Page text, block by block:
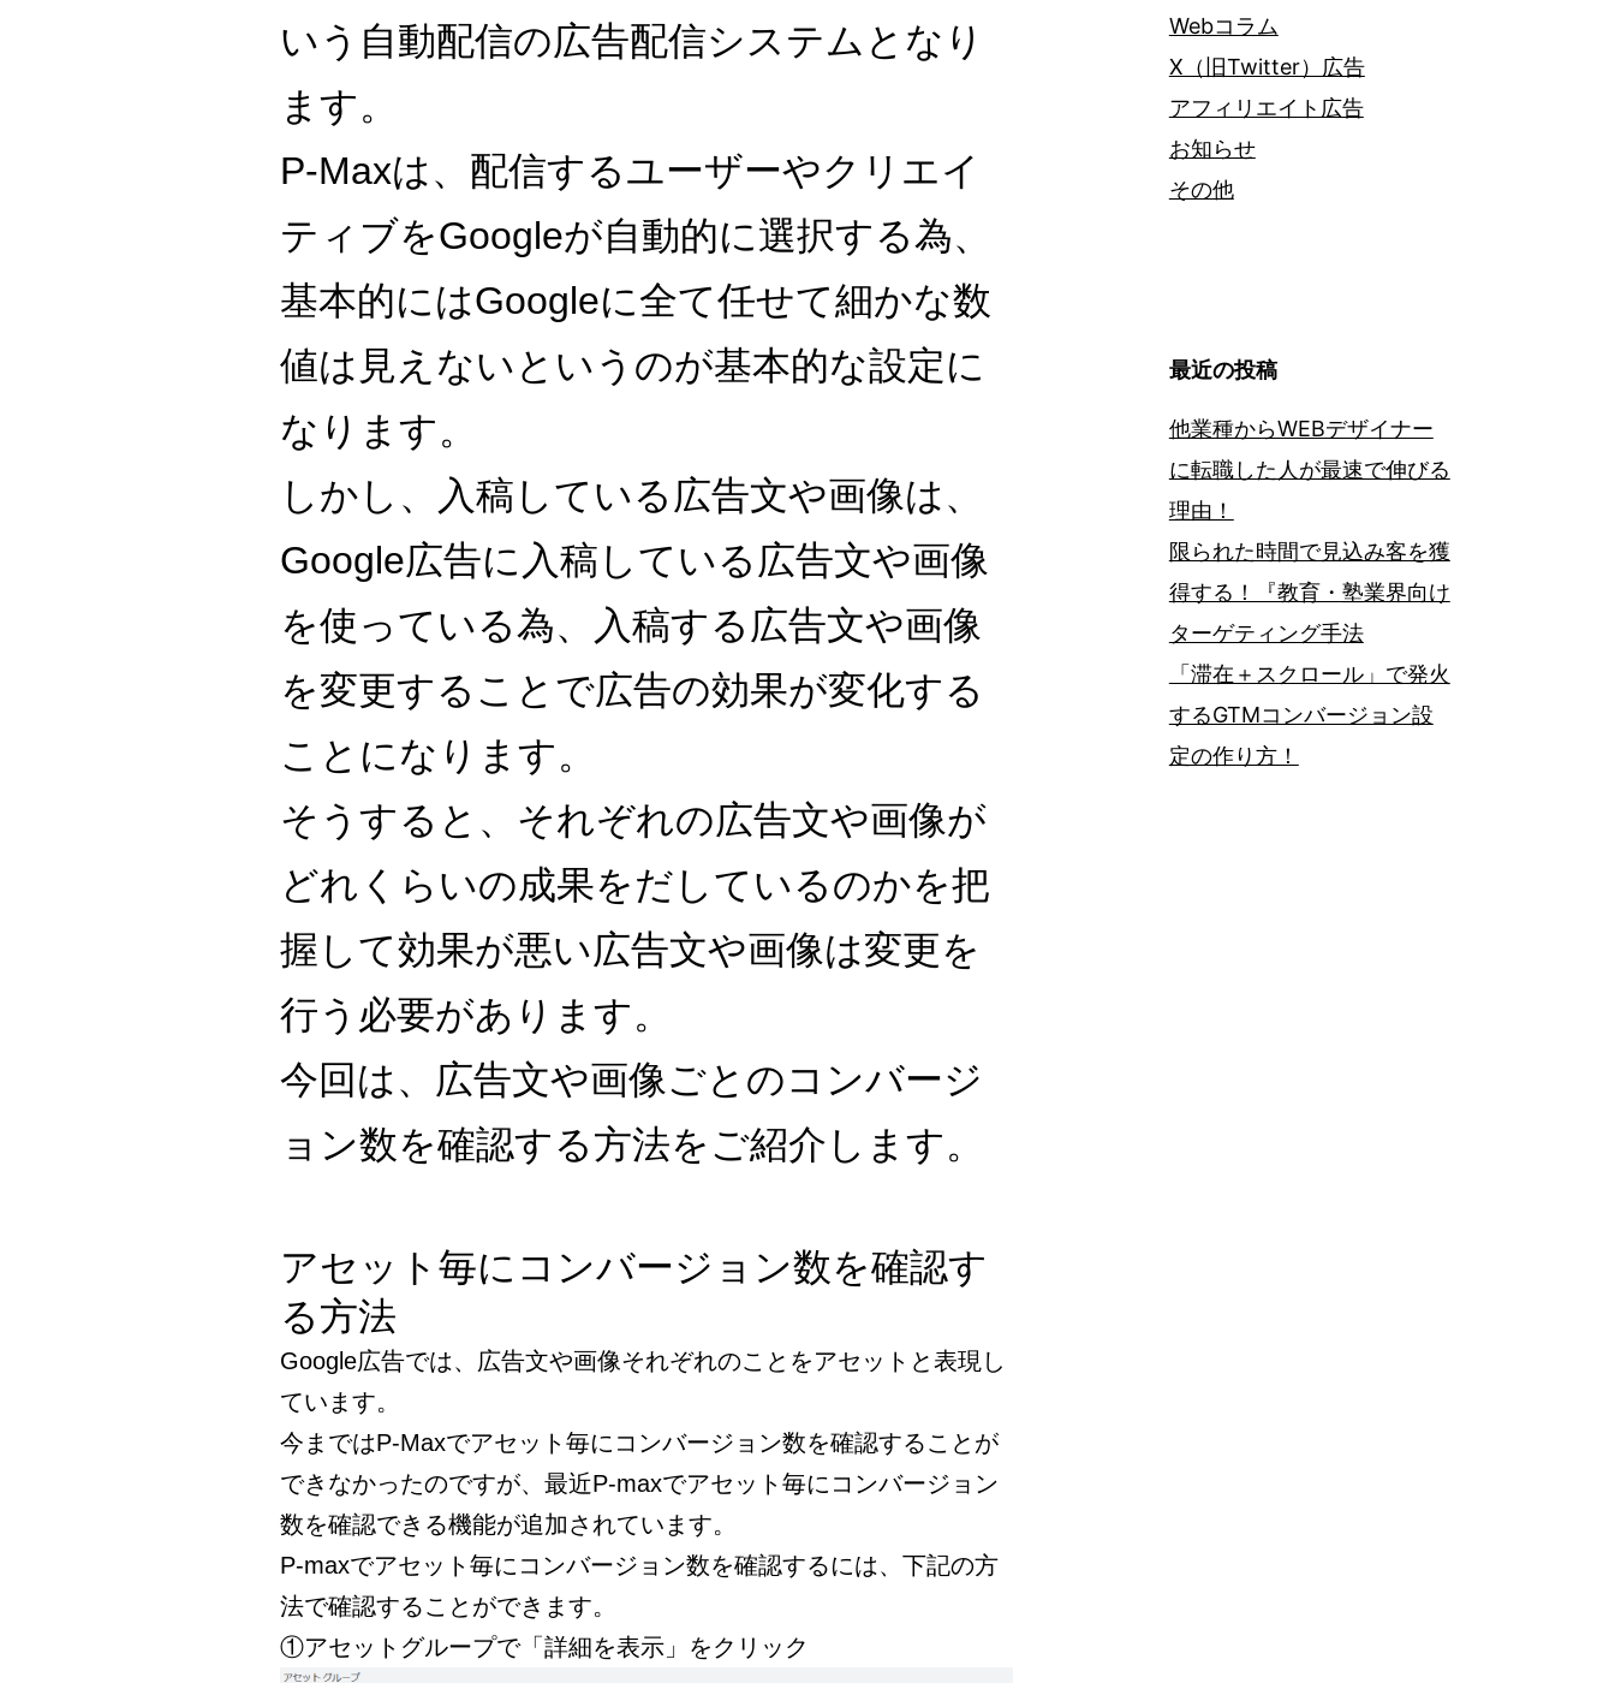
いう自動配信の広告配信システムとなり
ます。
P-Maxは、配信するユーザーやクリエイ
ティブをGoogleが自動的に選択する為、
基本的にはGoogleに全て任せて細かな数
値は見えないというのが基本的な設定に
なります。
しかし、入稿している広告文や画像は、
Google広告に入稿している広告文や画像
を使っている為、入稿する広告文や画像
を変更することで広告の効果が変化する
ことになります。
そうすると、それぞれの広告文や画像が
どれくらいの成果をだしているのかを把
握して効果が悪い広告文や画像は変更を
行う必要があります。
今回は、広告文や画像ごとのコンバージ
ョン数を確認する方法をご紹介します。
アセット毎にコンバージョン数を確認す
る方法
Google広告では、広告文や画像それぞれのことをアセットと表現し
ています。
今まではP-Maxでアセット毎にコンバージョン数を確認することが
できなかったのですが、最近P-maxでアセット毎にコンバージョン
数を確認できる機能が追加されています。
P-maxでアセット毎にコンバージョン数を確認するには、下記の方
法で確認することができます。
①アセットグループで「詳細を表示」をクリック
Webコラム
X（旧Twitter）広告
アフィリエイト広告
お知らせ
その他
最近の投稿
他業種からWEBデザイナー
に転職した人が最速で伸びる
理由！
限られた時間で見込み客を獲
得する！『教育・塾業界向け
ターゲティング手法
「滞在＋スクロール」で発火
するGTMコンバージョン設
定の作り方！